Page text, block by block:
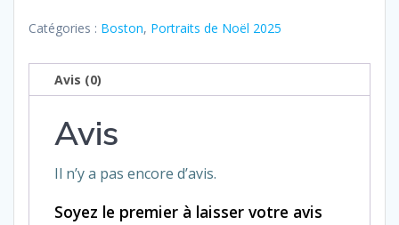
43
Catégories : Boston, Portraits de Noël 2025
Avis (0)
Avis
Il n’y a pas encore d’avis.
Soyez le premier à laisser votre avis